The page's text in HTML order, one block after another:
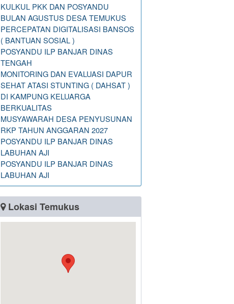
KULKUL PKK DAN POSYANDU
BULAN AGUSTUS DESA TEMUKUS
PERCEPATAN DIGITALISASI BANSOS
( BANTUAN SOSIAL )
POSYANDU ILP BANJAR DINAS
TENGAH
MONITORING DAN EVALUASI DAPUR
SEHAT ATASI STUNTING ( DAHSAT )
DI KAMPUNG KELUARGA
BERKUALITAS
MUSYAWARAH DESA PENYUSUNAN
RKP TAHUN ANGGARAN 2027
POSYANDU ILP BANJAR DINAS
LABUHAN AJI
POSYANDU ILP BANJAR DINAS
LABUHAN AJI
Lokasi Temukus